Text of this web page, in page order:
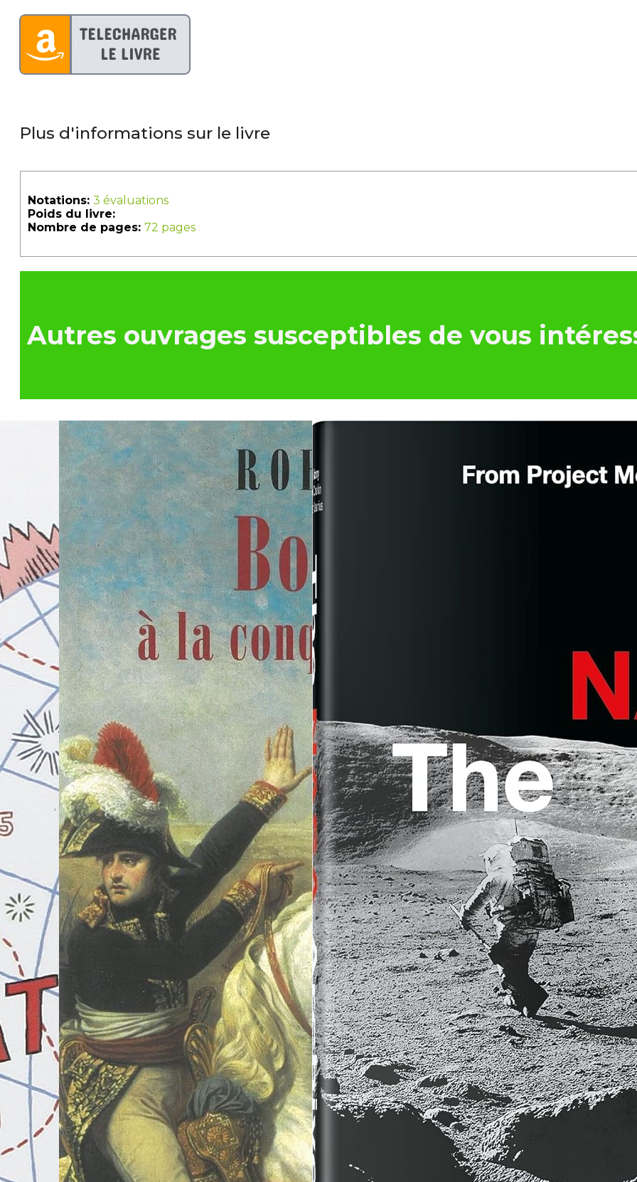
Plus d'informations sur le livre
Notations: 3 évaluations
Poids du livre:
Nombre de pages: 72 pages
Autres ouvrages susceptibles de vous
Juger